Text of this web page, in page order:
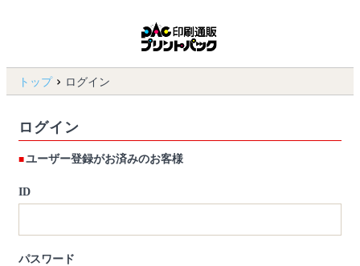
トップ ログイン
ログイン
ユーザー登録がお済みのお客様
ID
パスワード